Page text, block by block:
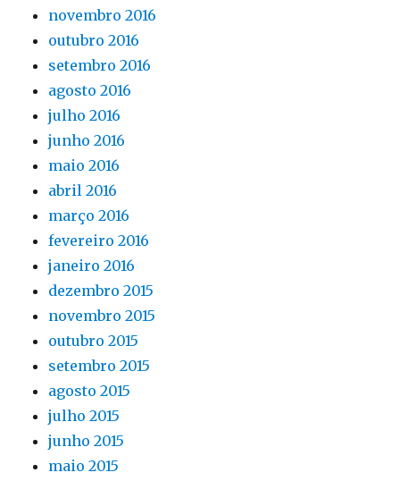
novembro 2016
outubro 2016
setembro 2016
agosto 2016
julho 2016
junho 2016
maio 2016
abril 2016
março 2016
fevereiro 2016
janeiro 2016
dezembro 2015
novembro 2015
outubro 2015
setembro 2015
agosto 2015
julho 2015
junho 2015
maio 2015